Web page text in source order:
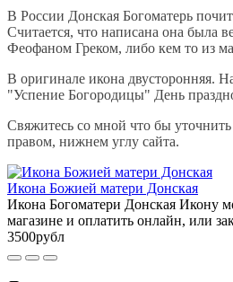
В России Донская Богоматерь
Считается, что написана она была
Феофаном Греком, либо кем то из
В оригинале икона двусторонняя.
"Успение Богородицы" День
Свяжитесь со мной что бы
правом, нижнем углу сайта.
Икона Божией матери Донская
Икона Богоматери Донская Икону
магазине и оплатить онлайн, или
3500рубл